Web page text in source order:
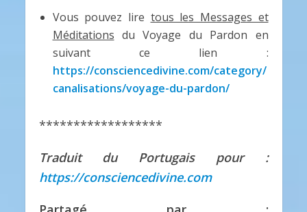
Vous pouvez lire tous les Messages et
Méditations du Voyage du Pardon en
suivant ce lien :
https://consciencedivine.com/category/
canalisations/voyage-du-pardon/
******************
Traduit du Portugais pour :
https://consciencedivine.com